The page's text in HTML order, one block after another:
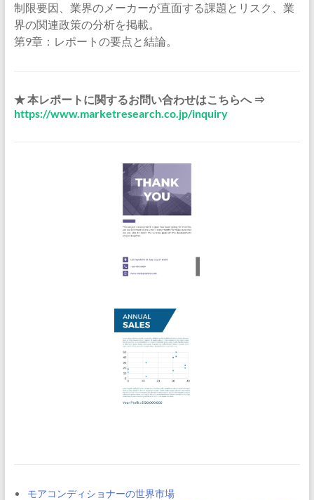
制限要因、業界のメーカーが直面する課題とリスク、業
界の関連政策の分析を掲載。
第9章：レポートの要点と結論。
★ 本レポートに関するお問い合わせはこちらへ ⇒
https://www.marketresearch.co.jp/inquiry
モアコンディショナーの世界市場